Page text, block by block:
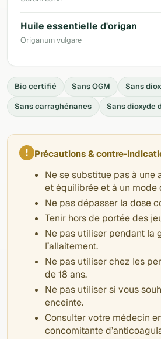
Huile essentielle d'origan
Origanum vulgare
Bio certifié Sans OGM
Sans
Sans carraghénanes
Sans dioxyde
! Précautions & contre-
Ne se substitue pas à une
et équilibrée et à un mode
Ne pas dépasser la dose
Tenir hors de portée des
Ne pas utiliser pendant la
l’allaitement.
Ne pas utiliser chez les
de 18 ans.
Ne pas utiliser si vous
enceinte.
Consulter votre médecin
concomitante